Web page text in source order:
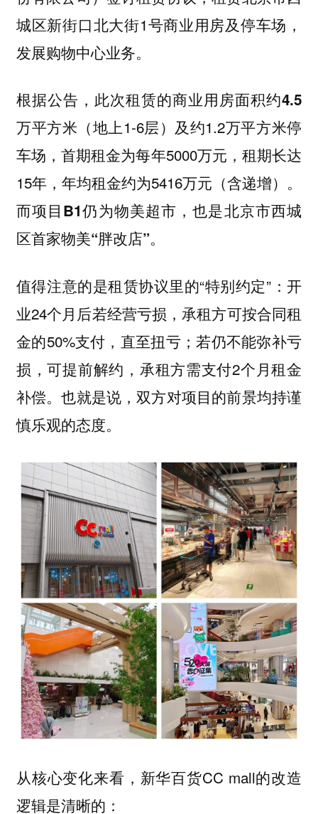
城区新街口北大街1号商业用房及停车场，
发展购物中心业务。
根据公告，此次租赁的商业用房面积约4.5
万平方米 （地上1-6层）及约1.2万平方米停
车场，首期租金为每年5000万元，租期长达
15年，年均租金约为5416万元（含递增）。
而项目 B1仍为物美超市，也是北京市西城
区首家物美“胖改店”。
值得注意的是租赁协议里的“特别约定”：开
业24个月后若经营亏损，承租方可按合同租
金的50%支付，直至扭亏；若仍不能弥补亏
损，可提前解约，承租方需支付2个月租金
补偿。也就是说，双方对项目的前景均持谨
慎乐观的态度。
从核心变化来看，新华百货CC mall的改造
逻辑是清晰的：